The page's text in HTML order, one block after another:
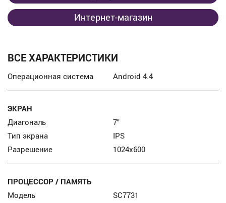
Интернет-магазин
ВСЕ ХАРАКТЕРИСТИКИ
Операционная система Android 4.4
ЭКРАН
Диагональ
7″
Тип экрана
IPS
Разрешение
1024x600
ПРОЦЕССОР / ПАМЯТЬ
Модель
SC7731